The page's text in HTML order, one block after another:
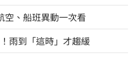
空、船班異動一次看
雨到「這時」才趨緩